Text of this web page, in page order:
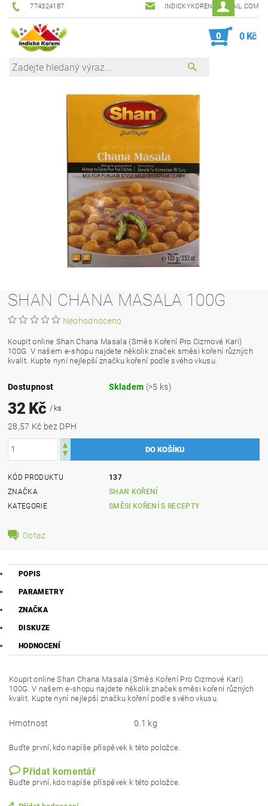
774324187 INDICKYKORENI@GMAIL.COM
0 0 Kč
SHAN CHANA MASALA 100G
Neohodnoceno
Koupit online Shan Chana Masala (Směs Koření Pro Cizrnové Kari)
100G. V našem e-shopu najdete několik značek směsi koření různých
kvalit. Kupte nyní nejlepší značku koření podle svého vkusu.
Dostupnost Skladem (>5 ks)
32 Kč/ ks
28,57 Kč bez DPH
KÓD PRODUKTU
137
ZNAČKA
SHAN KOŘENÍ
KATEGORIE
SMĚSI KOŘENÍ S RECEPTY
Dotaz
POPIS
PARAMETRY
ZNAČKA
DISKUZE
HODNOCENÍ
Koupit online Shan Chana Masala (Směs Koření Pro Cizrnové Kari)
100G. V našem e-shopu najdete několik značek směsi koření různých
kvalit. Kupte nyní nejlepší značku koření podle svého vkusu.
Hmotnost 0.1 kg
Buďte první, kdo napíše příspěvek k této položce.
Přidat komentář
Buďte první, kdo napíše příspěvek k této položce.